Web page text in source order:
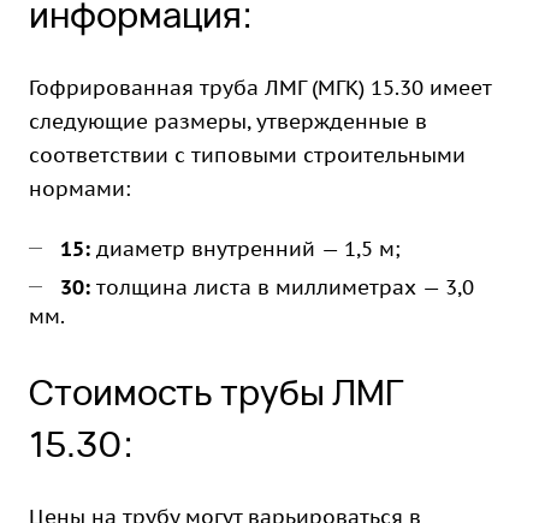
информация:
Гофрированная труба ЛМГ (МГК) 15.30 имеет
следующие размеры, утвержденные в
соответствии с типовыми строительными
нормами:
15: диаметр внутренний — 1,5 м;
30: толщина листа в миллиметрах — 3,0
мм.
Стоимость трубы ЛМГ
15.30:
Цены на трубу могут варьироваться в